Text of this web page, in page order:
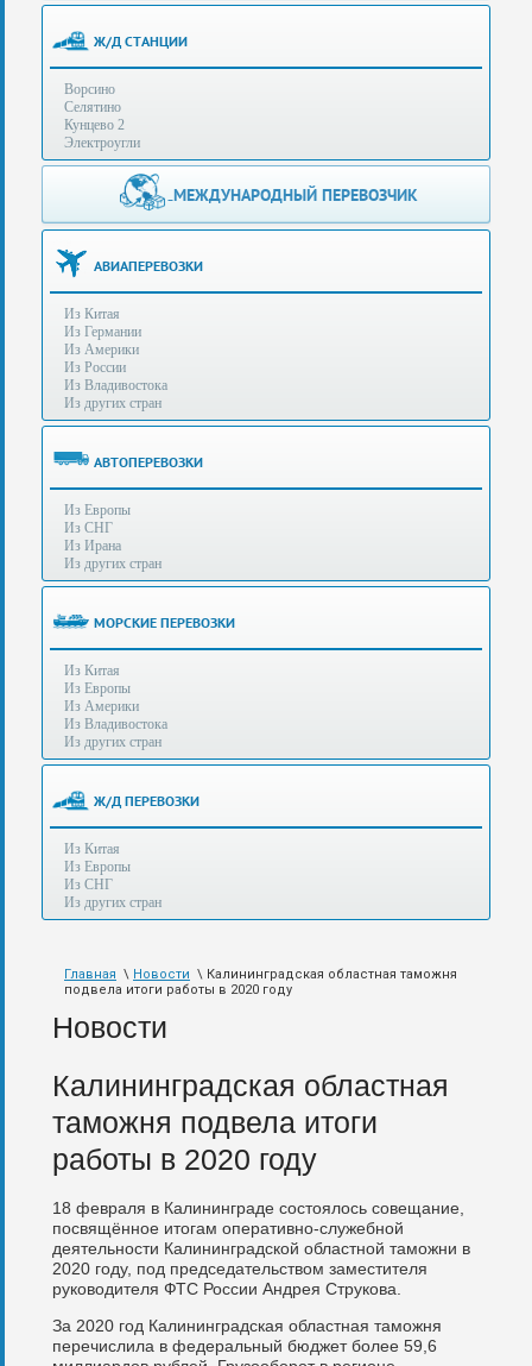
Контакты
Заказать
звонок
Сделать
запрос
Многоканальный
телефон:
(495)
788-
Бесплатные
консультации
(Без
выходных
8:00
до
21:30)
Таможенное
оформление
грузов
аэропортах
Москвы
Шереметьево,
Внуково,
также
авиа,
железной
дороге.
Дополнительные
+7 (929) 575-
96-62
+7 (925) 104-
15-94
e-mail:info@s-standard.ru
Ж/Д СТАНЦИИ
Ворсино
Селятино
Кунцево 2
Электроугли
МЕЖДУНАРОДНЫЙ ПЕРЕВОЗЧИК
АВИАПЕРЕВОЗКИ
Из Китая
Из Германии
Из Америки
Из России
Из Владивостока
Из других стран
АВТОПЕРЕВОЗКИ
Из Европы
Из СНГ
Из Ирана
Из других стран
МОРСКИЕ ПЕРЕВОЗКИ
Из Китая
Из Европы
Из Америки
Из Владивостока
Из других стран
Ж/Д ПЕРЕВОЗКИ
Из Китая
Из Европы
Из СНГ
Из других стран
Главная \ Новости \ Калининградская областная таможня
подвела итоги работы в 2020 году
Новости
Калининградская областная
таможня подвела итоги
работы в 2020 году
18 февраля в Калининграде состоялось совещание,
посвящённое итогам оперативно-служебной
деятельности Калининградской областной таможни в
2020 году, под председательством заместителя
руководителя ФТС России Андрея Струкова.
За 2020 год Калининградская областная таможня
перечислила в федеральный бюджет более 59,6